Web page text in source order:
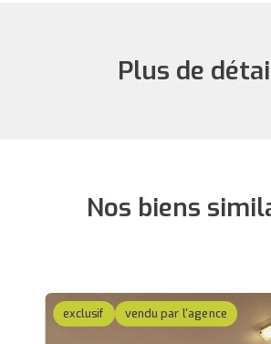
Plus de
Nos biens
exclusif vendu par l'agence